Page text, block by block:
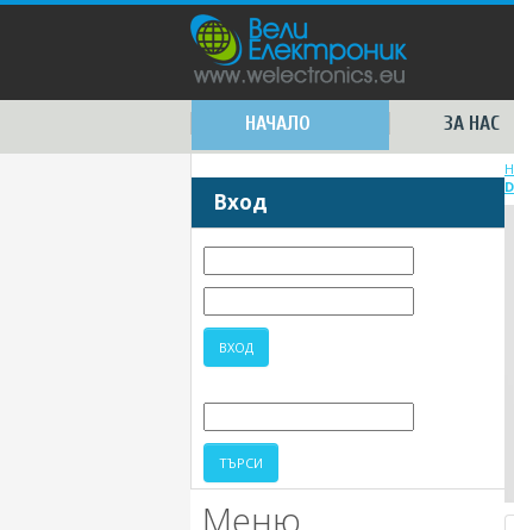
НАЧАЛО ЗА НАС
Вход
Меню